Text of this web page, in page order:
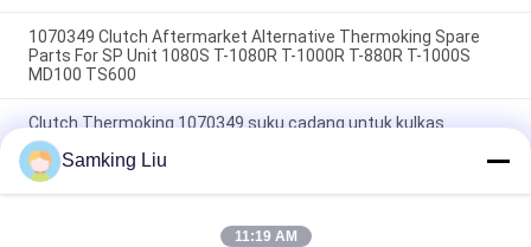
1070349 Clutch Aftermarket Alternative Thermoking Spare
Parts For SP Unit 1080S T-1080R T-1000R T-880R T-1000S
MD100 TS600
Clutch Thermoking 1070349 suku cadang untuk kulkas
lakukan untuk SP Unit T-1080S T-1080R T-1000R T-880R T-
1000S MD100 TS600
menggunakan penutup yang sama, T-1000M/T-1000R/T-
Samking Liu
11:19 AM